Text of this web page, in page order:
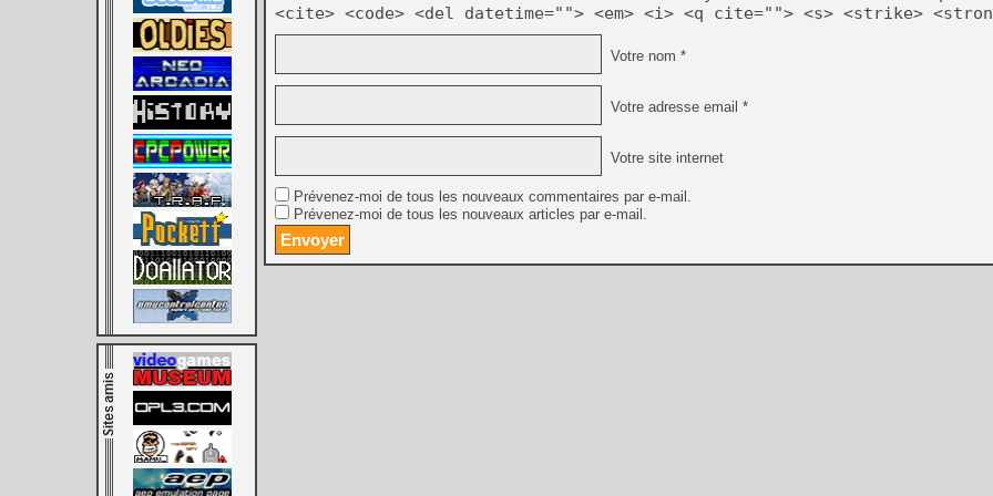
<cite> <code> <del datetime=""> <em> <i> <q cite=""> <s> <strike>
Votre nom *
Votre adresse email *
Votre site internet
Prévenez-moi de tous les nouveaux commentaires par e-mail.
Prévenez-moi de tous les nouveaux articles par e-mail.